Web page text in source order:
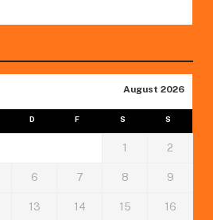
August 2026
D F S S
1 2
6 7 8 9
13 14 15 16